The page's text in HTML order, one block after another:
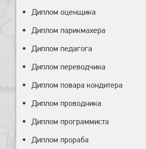
Диплом оценщика
Диплом парикмахера
Диплом педагога
Диплом переводчика
Диплом повара кондитера
Диплом проводника
Диплом программиста
Диплом прораба